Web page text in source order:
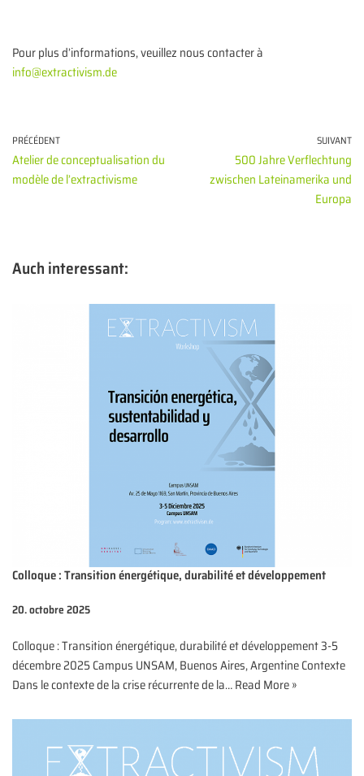
Pour plus d’informations, veuillez nous contacter à
info@extractivism.de
PRÉCÉDENT
Atelier de conceptualisation du
modèle de l’extractivisme
SUIVANT
500 Jahre Verflechtung
zwischen Lateinamerika und
Europa
Auch interessant:
Colloque : Transition énergétique, durabilité et développement
20. octobre 2025
Colloque : Transition énergétique, durabilité et développement 3-5
décembre 2025 Campus UNSAM, Buenos Aires, Argentine Contexte
Dans le contexte de la crise récurrente de la…Read More »